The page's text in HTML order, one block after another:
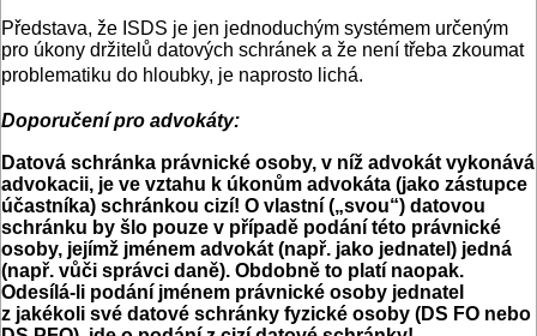
Představa, že ISDS je jen jednoduchým systémem určeným
pro úkony držitelů datových schránek a že není třeba zkoumat
problematiku do hloubky, je naprosto lichá.
Doporučení pro advokáty:
Datová schránka právnické osoby, v níž advokát vykonává
advokacii, je ve vztahu k úkonům advokáta (jako zástupce
účastníka) schránkou cizí! O vlastní („svou“) datovou
schránku by šlo pouze v případě podání této právnické
osoby, jejímž jménem advokát (např. jako jednatel) jedná
(např. vůči správci daně). Obdobně to platí naopak.
Odesílá-li podání jménem právnické osoby jednatel
z jakékoli své datové schránky fyzické osoby (DS FO nebo